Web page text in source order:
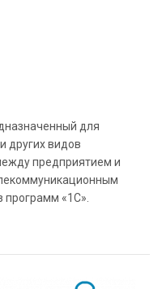
для
других видов
предприятием и
программ «1С».